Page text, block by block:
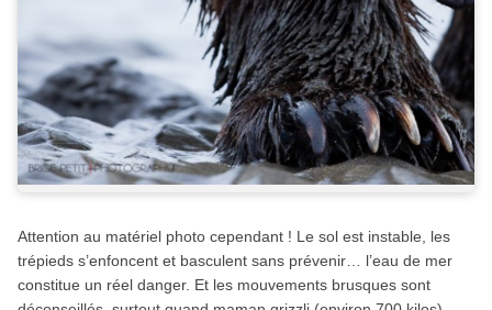
Attention au matériel photo cependant ! Le sol est instable, les
trépieds s’enfoncent et basculent sans prévenir… l’eau de mer
constitue un réel danger. Et les mouvements brusques sont